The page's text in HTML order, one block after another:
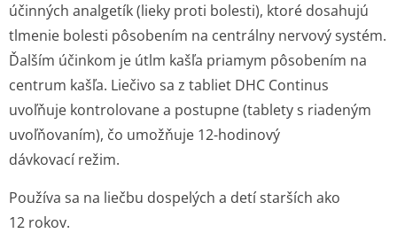
účinných analgetík (lieky proti bolesti), ktoré dosahujú
tlmenie bolesti pôsobením na centrálny nervový systém.
Ďalším účinkom je útlm kašľa priamym pôsobením na
centrum kašľa. Liečivo sa z tabliet DHC Continus
uvoľňuje kontrolovane a postupne (tablety s riadeným
uvoľňovaním), čo umožňuje 12-hodinový
dávkovací režim.
Používa sa na liečbu dospelých a detí starších ako
12 rokov.